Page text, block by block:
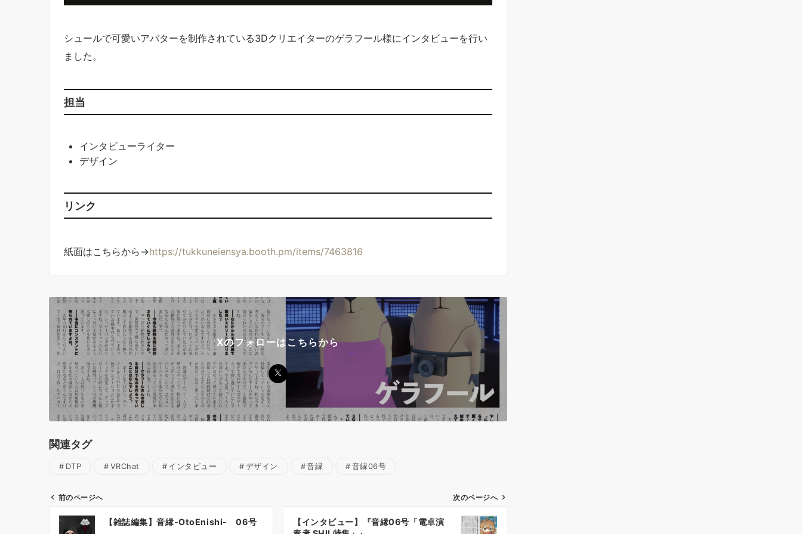
シュールで可愛いアバターを制作されている3Dクリエイターのゲラフール様にインタビューを行い
ました。
担当
インタビューライター
デザイン
リンク
紙面はこちらから→https://tukkuneiensya.booth.pm/items/7463816
Xのフォローはこちらから
関連タグ
DTP VRChat インタビュー デザイン 音縁 音縁06号
前のページへ
【雑誌編集】音縁-OtoEnishi- 06号
次のページへ
【インタビュー】『音縁06号「電卓演